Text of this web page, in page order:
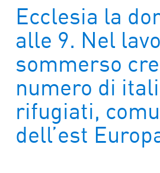
Ecclesia la
alle 9. Nel
sommerso
numero di
rifugiati,
dell’est